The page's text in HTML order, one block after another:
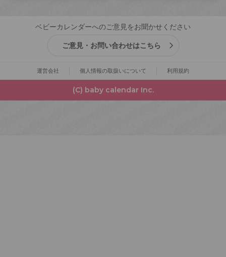
ベビーカレンダーへのご意見をお聞かせください
ご意見・お問い合わせはこちら
運営会社 個人情報の取扱いについて 利用規約
(C) baby calendar Inc.